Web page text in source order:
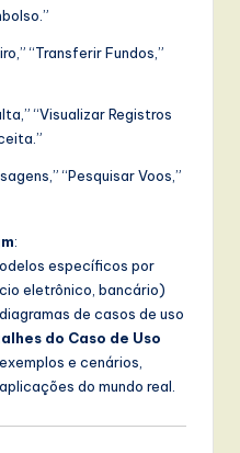
“Transferir Fundos,”
“Visualizar Registros
“Pesquisar Voos,”
:
específicos por
eletrônico, bancário)
de casos de uso
do Caso de Uso
e cenários,
do mundo real.